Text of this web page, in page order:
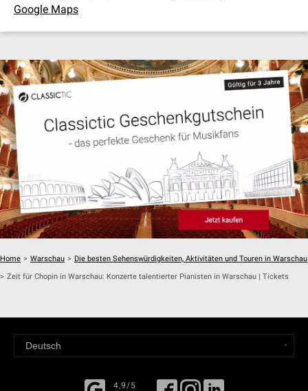
Google Maps
Home > Warschau > Die besten Sehenswürdigkeiten, Aktivitäten und Touren in Warschau
> Zeit für Chopin in Warschau: Konzerte talentierter Pianisten in Warschau | Tickets
4,9/5